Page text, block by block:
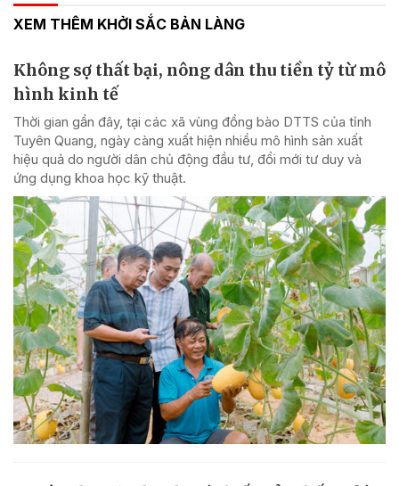
XEM THÊM KHỞI SẮC BẢN LÀNG
Không sợ thất bại, nông dân thu tiền tỷ từ mô
hình kinh tế
Thời gian gần đây, tại các xã vùng đồng bào DTTS của tỉnh
Tuyên Quang, ngày càng xuất hiện nhiều mô hình sản xuất
hiệu quả do người dân chủ động đầu tư, đổi mới tư duy và
ứng dụng khoa học kỹ thuật.